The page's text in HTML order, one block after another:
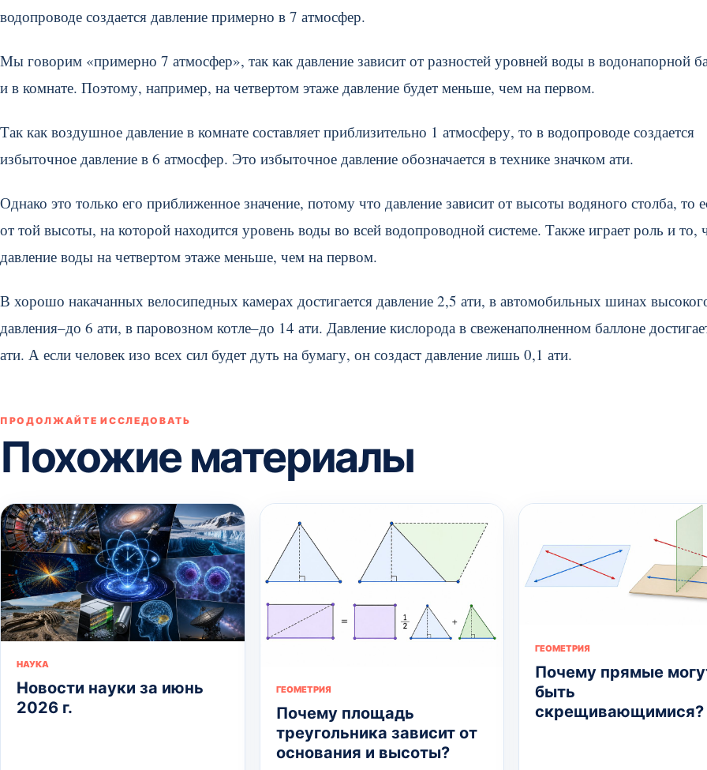
водопроводе создается давление примерно в 7 атмосфер.
Мы говорим «примерно 7 атмосфер», так как давление зависит от разностей уровней воды в водонапорной
и в комнате. Поэтому, например, на четвертом этаже давление будет меньше, чем на первом.
Так как воздушное давление в комнате составляет приблизительно 1 атмосферу, то в водопроводе создается
избыточное давление в 6 атмосфер. Это избыточное давление обозначается в технике значком ати.
Однако это только его приближенное значение, потому что давление зависит от высоты водяного столба, то
от той высоты, на которой находится уровень воды во всей водопроводной системе. Также играет роль и то,
давление воды на четвертом этаже меньше, чем на первом.
В хорошо накачанных велосипедных камерах достигается давление 2,5 ати, в автомобильных шинах
давления–до 6 ати, в паровозном котле–до 14 ати. Давление кислорода в свеженаполненном баллоне
ати. А если человек изо всех сил будет дуть на бумагу, он создаст давление лишь 0,1 ати.
ПРОДОЛЖАЙТЕ ИССЛЕДОВАТЬ
Похожие материалы
НАУКА
Новости науки за июнь
2026 г.
ГЕОМЕТРИЯ
Почему площадь
треугольника зависит от
основания и высоты?
ГЕОМЕТРИЯ
Почему прямые
быть
скрещивающимися?